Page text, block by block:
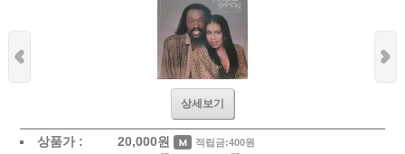
상세보기
상품가 : 20,000원 적립금:400원